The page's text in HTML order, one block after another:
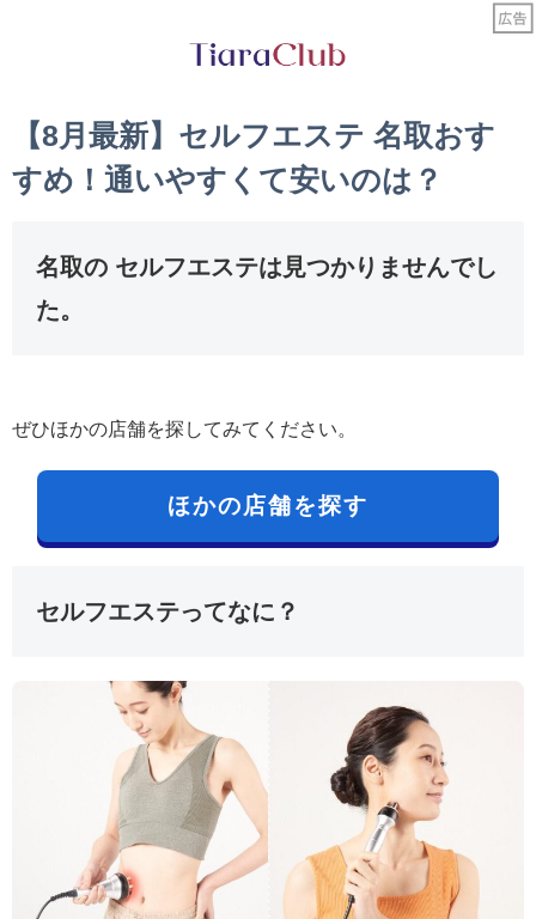
【8月最新】セルフエステ 名取おす
すめ！通いやすくて安いのは？
名取の セルフエステは見つかりませんでし
た。
ぜひほかの店舗を探してみてください。
ほかの店舗を探す
セルフエステってなに？